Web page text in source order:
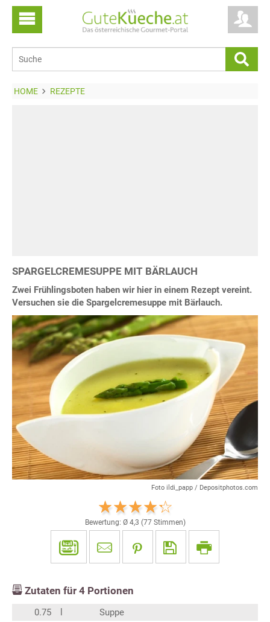
HOME REZEPTE
SPARGELCREMESUPPE MIT BÄRLAUCH
Zwei Frühlingsboten haben wir hier in einem Rezept vereint.
Versuchen sie die Spargelcremesuppe mit Bärlauch.
Foto ildi_papp / Depositphotos.com
Bewertung: Ø 4,3 (77Stimmen)
Zutaten für 4 Portionen
0.75
Suppe